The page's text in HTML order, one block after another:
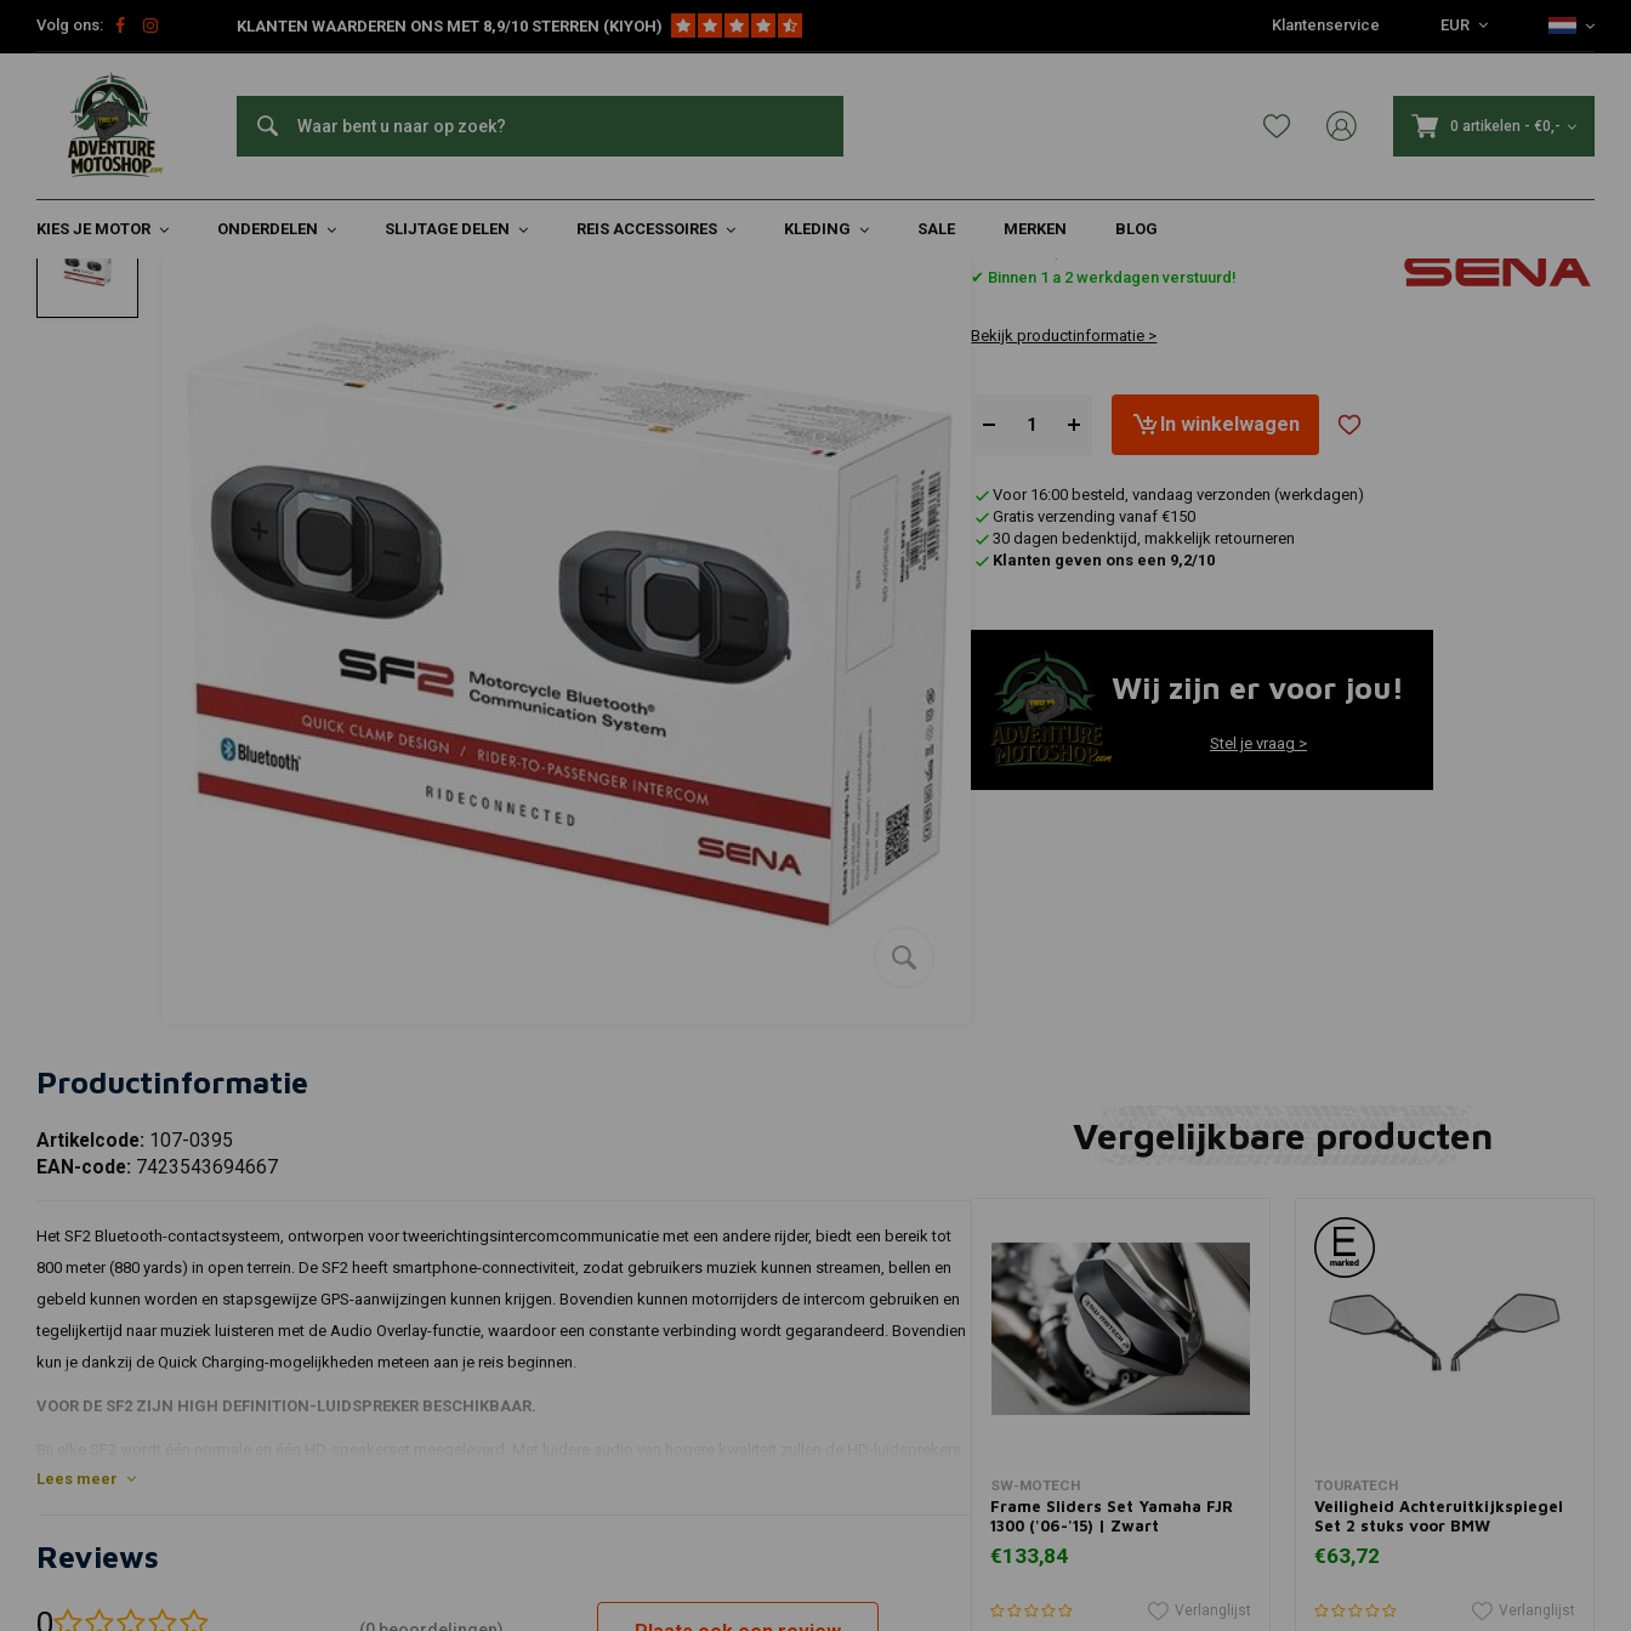
Volg ons: KLANTEN WAARDEREN ONS MET 8,9/10 STERREN (KIYOH) Klantenservice EUR
0 artikelen - €0,-
KIES JE MOTOR ONDERDELEN SLIJTAGE DELEN REIS ACCESSOIRES KLEDING SALE MERKEN BLOG
Home SF2-02 Bluetooth-Headset | Dubbel
SENA
SF2-02 Bluetooth-Headset | Dubbel
0/5 (0 reviews)
€304,93
✔ Binnen 1 a 2 werkdagen verstuurd!
Bekijk productinformatie >
In winkelwagen
Voor 16:00 besteld, vandaag verzonden (werkdagen)
Gratis verzending vanaf €150
30 dagen bedenktijd, makkelijk retourneren
Klanten geven ons een 9,2/10
Wij zijn er voor jou!
Stel je vraag >
Productinformatie
Artikelcode: 107-0395
EAN-code: 7423543694667
Het SF2 Bluetooth-contactsysteem, ontworpen voor tweerichtingsintercomcommunicatie met een andere rijder, biedt een bereik tot
800 meter (880 yards) in open terrein. De SF2 heeft smartphone-connectiviteit, zodat gebruikers muziek kunnen streamen, bellen en
gebeld kunnen worden en stapsgewijze GPS-aanwijzingen kunnen krijgen. Bovendien kunnen motorrijders de intercom gebruiken en
tegelijkertijd naar muziek luisteren met de Audio Overlay-functie, waardoor een constante verbinding wordt gegarandeerd. Bovendien
kun je dankzij de Quick Charging-mogelijkheden meteen aan je reis beginnen.
VOOR DE SF2 ZIJN HIGH DEFINITION-LUIDSPREKER BESCHIKBAAR.
uw voertuig naar een hoger niveau tillen. Sommige rijders vinden de basisluidsprekers misschien een comfortabelere optie vanwege
aangeboden.
De Sena SF Utility-app (voor iPhone en Android) kan worden gebruikt om uw SF2 Bluetooth-apparaat aan te sluiten, zodat u
Lees meer
Reviews
Vergelijkbare producten
In winkelwagen
SW-MOTECH
Frame Sliders Set Yamaha FJR
1300 ('06-'15) | Zwart
€133,84
Verlanglijst
In winkelwagen
TOURATECH
Veiligheid Achteruitkijkspiegel
Set 2 stuks voor BMW
€63,72
Verlanglijst